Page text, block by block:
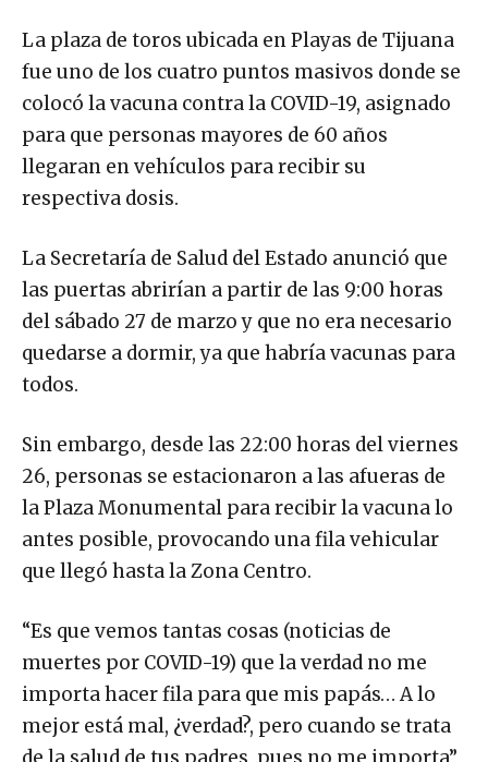
La plaza de toros ubicada en Playas de Tijuana
fue uno de los cuatro puntos masivos donde se
colocó la vacuna contra la COVID-19, asignado
para que personas mayores de 60 años
llegaran en vehículos para recibir su
respectiva dosis.
La Secretaría de Salud del Estado anunció que
las puertas abrirían a partir de las 9:00 horas
del sábado 27 de marzo y que no era necesario
quedarse a dormir, ya que habría vacunas para
todos.
Sin embargo, desde las 22:00 horas del viernes
26, personas se estacionaron a las afueras de
la Plaza Monumental para recibir la vacuna lo
antes posible, provocando una fila vehicular
que llegó hasta la Zona Centro.
“Es que vemos tantas cosas (noticias de
muertes por COVID-19) que la verdad no me
importa hacer fila para que mis papás… A lo
mejor está mal, ¿verdad?, pero cuando se trata
de la salud de tus padres, pues no me importa”,